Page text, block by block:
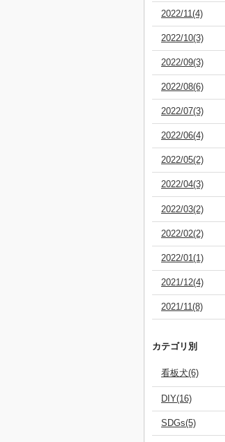
2022/11(4)
2022/10(3)
2022/09(3)
2022/08(6)
2022/07(3)
2022/06(4)
2022/05(2)
2022/04(3)
2022/03(2)
2022/02(2)
2022/01(1)
2021/12(4)
2021/11(8)
カテゴリ別
看板犬(6)
DIY(16)
SDGs(5)